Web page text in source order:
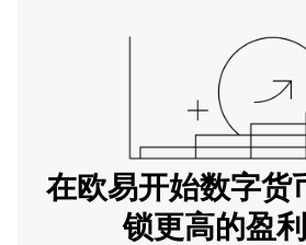
在欧易开始数字货
锁更高的盈